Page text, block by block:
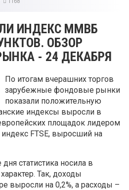
ИНДЕКС ММВБ
ОБЗОР
- 24 ДЕКАБРЯ
По итогам вчерашних торгов
зарубежные фондовые рынки
показали положительную
индексы выросли в
площадок лидером
индекс FTSE, выросший на
статистика носила в
Так, доходы
выросли на 0,2%, а расходы –